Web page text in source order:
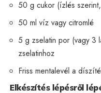
50 g cukor (ízlés
50 ml víz vagy citromlé
5 g zselatin por (vagy 3
zselatinhoz
Friss mentalevél a
Elkészítés lépésről